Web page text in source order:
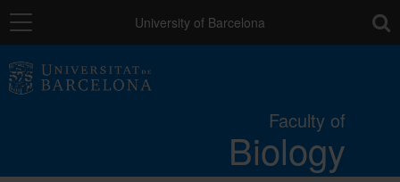
Navigation University of Barcelona
Faculty of
Biology